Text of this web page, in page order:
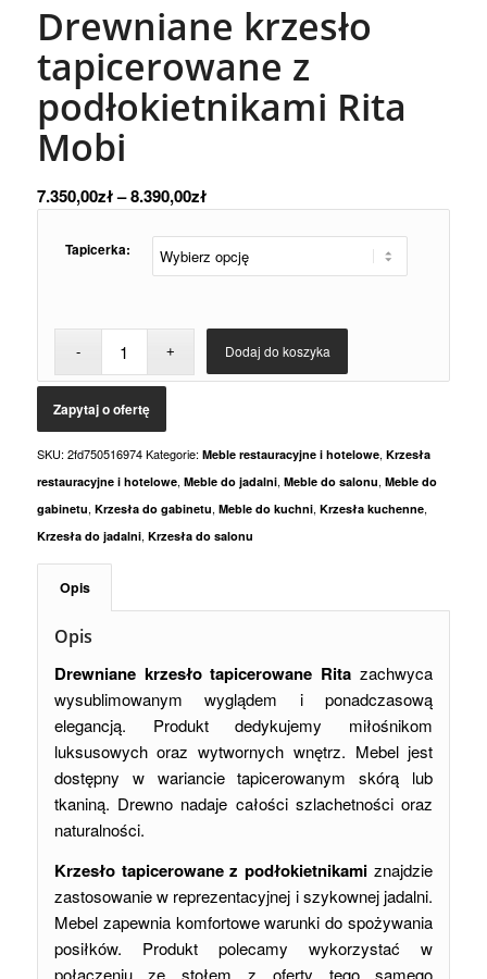
Drewniane krzesło
tapicerowane z
podłokietnikami Rita
Mobi
7.350,00zł–8.390,00zł
Tapicerka:
Dodaj do koszyka
SKU: 2fd750516974 Kategorie: Meble restauracyjne i hotelowe, Krzesła
restauracyjne i hotelowe, Meble do jadalni, Meble do salonu, Meble do
gabinetu, Krzesła do gabinetu, Meble do kuchni, Krzesła kuchenne,
Krzesła do jadalni, Krzesła do salonu
Opis
Opis
Drewniane krzesło tapicerowane Rita zachwyca
wysublimowanym wyglądem i ponadczasową
elegancją. Produkt dedykujemy miłośnikom
luksusowych oraz wytwornych wnętrz. Mebel jest
dostępny w wariancie tapicerowanym skórą lub
tkaniną. Drewno nadaje całości szlachetności oraz
naturalności.
Krzesło tapicerowane z podłokietnikami znajdzie
zastosowanie w reprezentacyjnej i szykownej jadalni.
Mebel zapewnia komfortowe warunki do spożywania
posiłków. Produkt polecamy wykorzystać w
połączeniu ze stołem z oferty tego samego